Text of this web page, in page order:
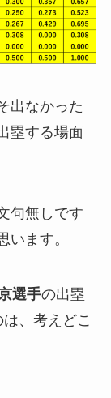
出なかった
塁する場面
句無しです
います。
選手の出塁
、考えどこ